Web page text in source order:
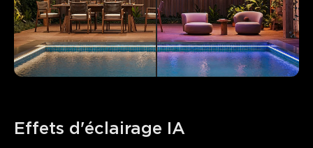
Effets d'éclairage IA